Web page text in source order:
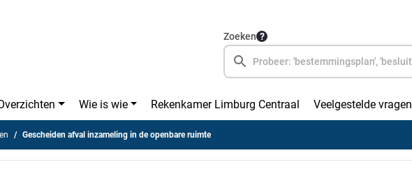
Zoeken
Wie is wie Rekenkamer Limburg Centraal Veelgestelde vragen
Gescheiden afval inzameling in de openbare ruimte